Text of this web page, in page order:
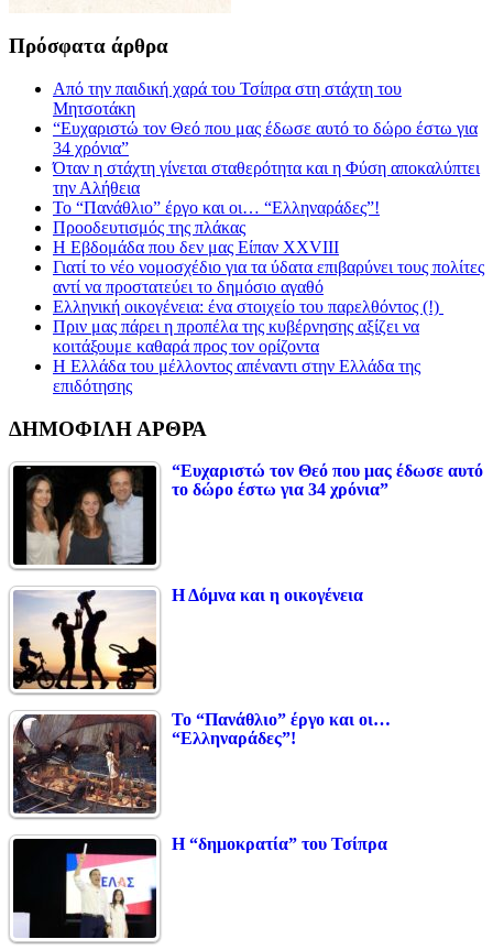
Πρόσφατα άρθρα
Από την παιδική χαρά του Τσίπρα στη στάχτη του
Μητσοτάκη
“Ευχαριστώ τον Θεό που μας έδωσε αυτό το δώρο έστω για
34 χρόνια”
Όταν η στάχτη γίνεται σταθερότητα και η Φύση αποκαλύπτει
την Αλήθεια
Το “Πανάθλιο” έργο και οι… “Ελληναράδες”!
Προοδευτισμός της πλάκας
Η Εβδομάδα που δεν μας Είπαν XXVIII
Γιατί το νέο νομοσχέδιο για τα ύδατα επιβαρύνει τους πολίτες
αντί να προστατεύει το δημόσιο αγαθό
Ελληνική οικογένεια: ένα στοιχείο του παρελθόντος (!)
Πριν μας πάρει η προπέλα της κυβέρνησης αξίζει να
κοιτάξουμε καθαρά προς τον ορίζοντα
Η Ελλάδα του μέλλοντος απέναντι στην Ελλάδα της
επιδότησης
ΔΗΜΟΦΙΛΗ ΑΡΘΡΑ
“Ευχαριστώ τον Θεό που μας έδωσε αυτό
το δώρο έστω για 34 χρόνια”
Η Δόμνα και η οικογένεια
Το “Πανάθλιο” έργο και οι…
“Ελληναράδες”!
Η “δημοκρατία” του Τσίπρα